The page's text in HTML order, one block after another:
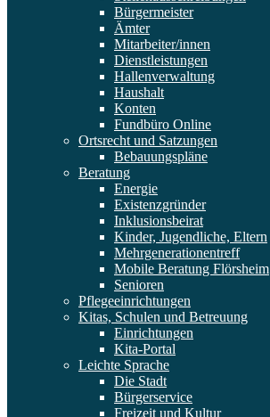
Bürgermeister
Ämter
Mitarbeiter/innen
Dienstleistungen
Hallenverwaltung
Haushalt
Konten
Fundbüro Online
Ortsrecht und Satzungen
Bebauungspläne
Beratung
Energie
Existenzgründer
Inklusionsbeirat
Kinder, Jugendliche, Eltern
Mehrgenerationentreff
Mobile Beratung Flörsheim
Senioren
Pflegeeinrichtungen
Kitas, Schulen und Betreuung
Einrichtungen
Kita-Portal
Leichte Sprache
Die Stadt
Bürgerservice
Freizeit und Kultur